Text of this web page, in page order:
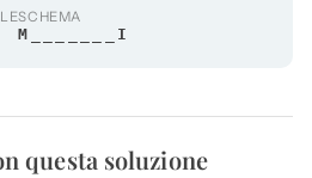
SCHEMA
M_______I
questa soluzione